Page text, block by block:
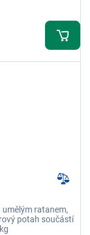
ratanem,
potah součástí